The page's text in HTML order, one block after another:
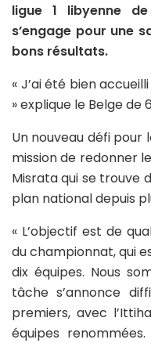
ligue 1 libyenne
s’engage pour une
bons résultats.
« J’ai été bien
» explique le Belge de
Un nouveau défi
mission de redonner
Misrata qui se trouve
plan national depuis
« L’objectif est de
du championnat, qui
dix équipes. Nous
tâche s’annonce
premiers, avec
équipes